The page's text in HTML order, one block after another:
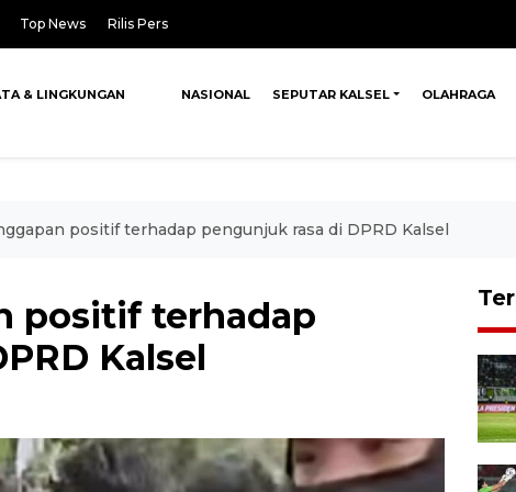
Top News Rilis Pers
& LINGKUNGAN
NASIONAL SEPUTAR KALSEL OLAHRAGA
positif terhadap pengunjuk rasa di DPRD Kalsel
positif terhadap
Kalsel